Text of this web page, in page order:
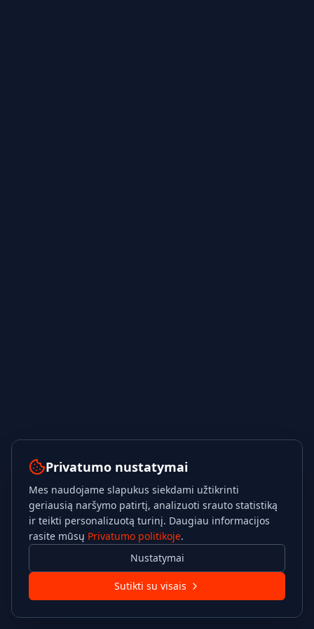
Privatumo nustatymai
Mes naudojame slapukus siekdami užtikrinti
geriausią naršymo patirtį, analizuoti srauto statistiką
ir teikti personalizuotą turinį. Daugiau informacijos
rasite mūsų Privatumo politikoje.
Nustatymai
Sutikti su visais